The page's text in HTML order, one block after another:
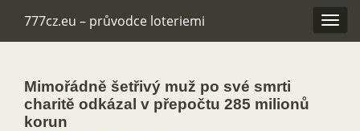
777cz.eu – průvodce loteriemi
Mimořádně šetřivý muž po své smrti
charitě odkázal v přepočtu 285 milionů
korun